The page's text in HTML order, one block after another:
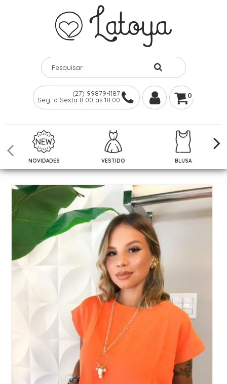
(27) 99879-1187
Seg. a Sexta 8:00 as 18:00
0
NOVIDADES VESTIDO BLUSA